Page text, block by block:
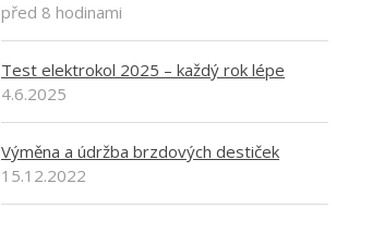
před 8 hodinami
Test elektrokol 2025 – každý rok lépe
4.6.2025
Výměna a údržba brzdových destiček
15.12.2022